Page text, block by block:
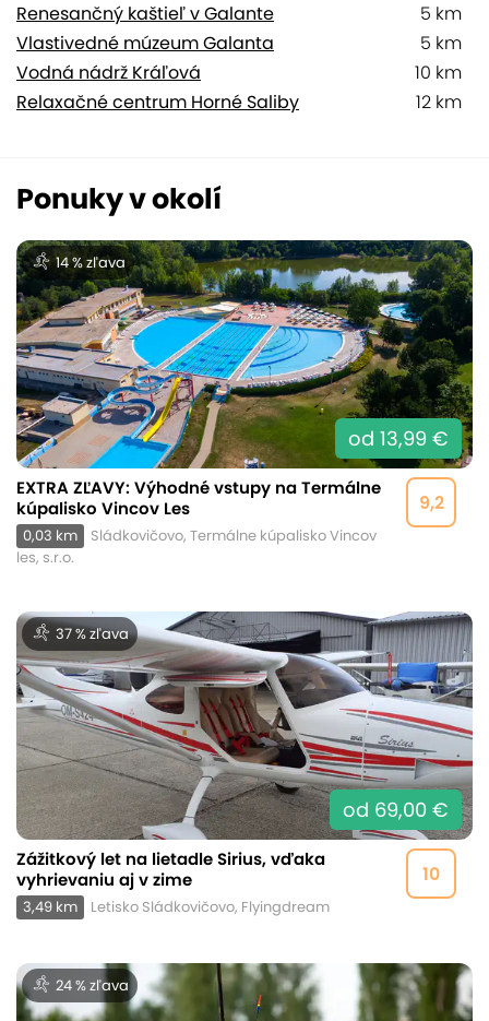
5 km
Renesančný kaštieľ v Galante
5 km
Vlastivedné múzeum Galanta
10 km
Vodná nádrž Kráľová
12 km
Relaxačné centrum Horné Saliby
Ponuky v okolí
14 % zľava
od 13,99 €
9,2
EXTRA ZĽAVY: Výhodné vstupy na Termálne
kúpalisko Vincov Les
0,03 km
Sládkovičovo, Termálne kúpalisko Vincov
les, s.r.o.
37 % zľava
od 69,00 €
10
Zážitkový let na lietadle Sirius, vďaka
vyhrievaniu aj v zime
3,49 km Letisko Sládkovičovo, Flyingdream
24 % zľava